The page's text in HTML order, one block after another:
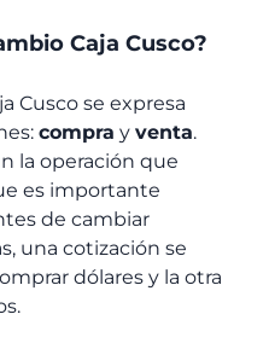
Caja Cusco?
Cusco se expresa
compra y venta.
la operación que
es importante
de cambiar
una cotización se
dólares y la otra